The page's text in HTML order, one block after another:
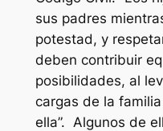
sus padres
potestad, y
deben contribuir
posibilidades, al
cargas de la
ella”. Algunos de